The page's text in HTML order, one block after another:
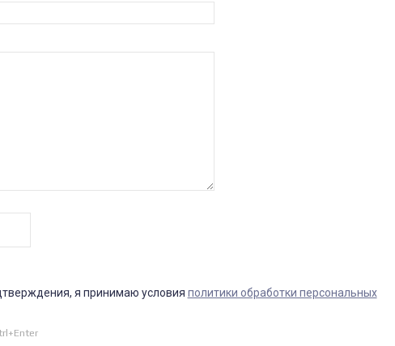
я принимаю условия политики обработки персональных